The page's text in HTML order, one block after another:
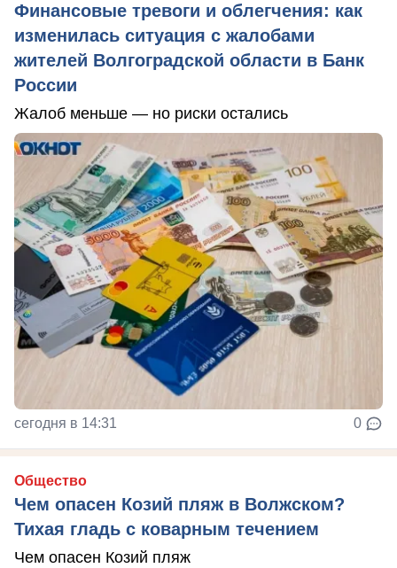
Финансовые тревоги и облегчения: как
изменилась ситуация с жалобами
жителей Волгоградской области в Банк
России
Жалоб меньше — но риски остались
сегодня в 14:31 0
Общество
Чем опасен Козий пляж в Волжском?
Тихая гладь с коварным течением
Чем опасен Козий пляж